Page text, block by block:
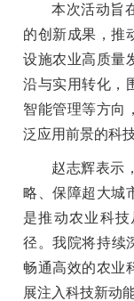
本次活动旨
的创新成果，推
设施农业高质量
沿与实用转化，
智能管理等方向
泛应用前景的科
赵志辉表示
略、保障超大城
是推动农业科
径。我院将持续
畅通高效的农业
展注入科技新动能